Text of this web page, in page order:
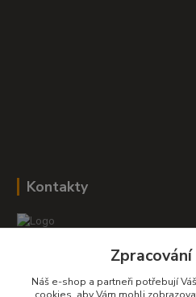
Kontakty
+420 604 278 943
Náš e-shop a partneři potřebují Váš